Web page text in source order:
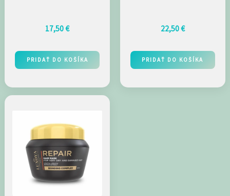
17,50€
PRIDAŤ DO KOŠÍKA
22,50€
PRIDAŤ DO KOŠÍKA